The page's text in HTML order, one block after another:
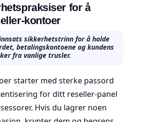
for å
kontoer
sikkerhetstrinn for å holde
betalingskontoene og kundens
fra vanlige trusler.
starter med sterke passord
for ditt reseller-panel
Hvis du lagrer noen